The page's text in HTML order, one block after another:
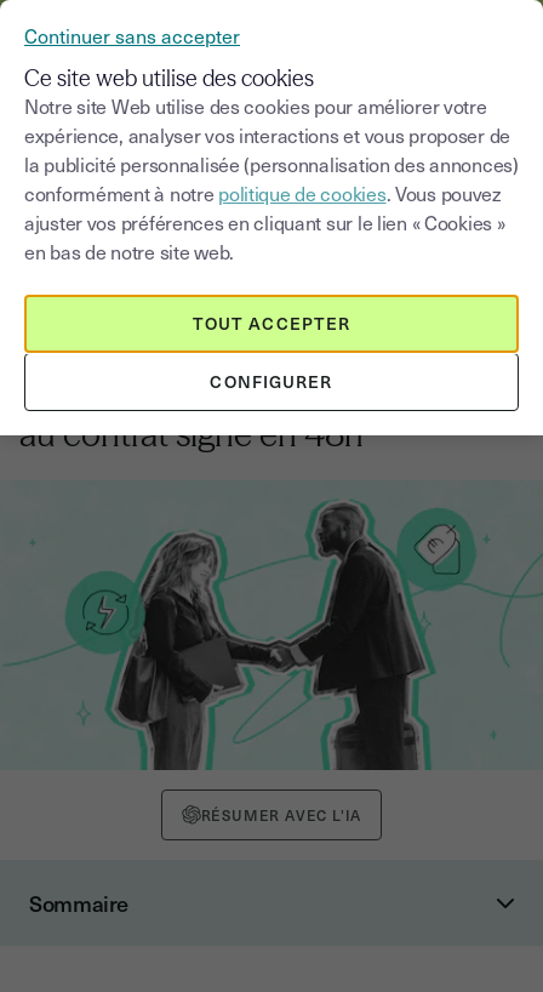
Blog
Choisir une catégorie Saisissez un terme
Automatiser les relances
commerciales : de la proposition
au contrat signé en 48h
RÉSUMER AVEC L'IA
Sommaire
Continuer sans accepter
Ce site web utilise des cookies
Notre site Web utilise des cookies pour améliorer votre
expérience, analyser vos interactions et vous proposer de
la publicité personnalisée (personnalisation des annonces)
conformément à notre politique de cookies. Vous pouvez
ajuster vos préférences en cliquant sur le lien « Cookies »
en bas de notre site web.
CONFIGURER
TOUT ACCEPTER